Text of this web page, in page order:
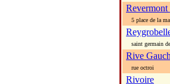
Revermont
5 place de la
saint germain
Rive
rue octroi
Rivoire